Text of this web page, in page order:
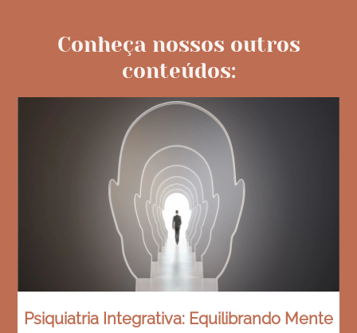
Conheça nossos outros
conteúdos:
Psiquiatria Integrativa: Equilibrando Mente